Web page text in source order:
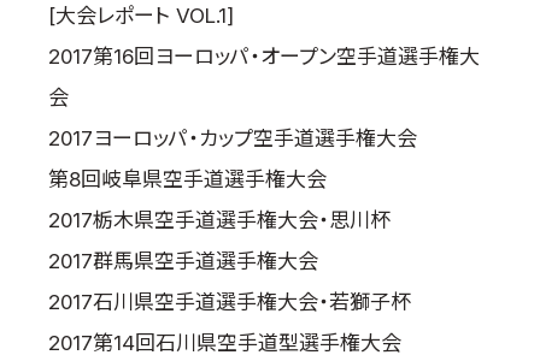
[大会レポート VOL.1]
2017第16回ヨーロッパ・オープン空手道選手権大
会
2017ヨーロッパ・カップ空手道選手権大会
第8回岐阜県空手道選手権大会
2017栃木県空手道選手権大会・思川杯
2017群馬県空手道選手権大会
2017石川県空手道選手権大会・若獅子杯
2017第14回石川県空手道型選手権大会